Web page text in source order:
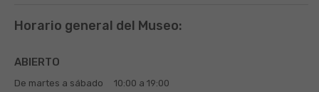
Horario general del Museo:
ABIERTO
De martes a sábado 10:00 a 19:00